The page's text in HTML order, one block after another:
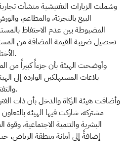
وشملت الزيارات التفتيشية منشآت
البيع بالتجزئة، والمطاعم،
المضبوطة بين عدم الاحتفاظ
تحصيل ضريبة القيمة المضافة من
الأختام الضريبية على منتجات التبغ.
وأوضحت الهيئة بأن جزءاً كبيراً من
بلاغات المستهلكين الواردة إلى
والتفتيش 293 بلاغاً في نفس الفترة.
وأضافت هيئة الزكاة والدخل بأن ذات
مشتركة، شاركت فيها الهيئة بالتعاون
البشرية والتنمية الاجتماعية،
إضافةً إلى أمانة منطقة